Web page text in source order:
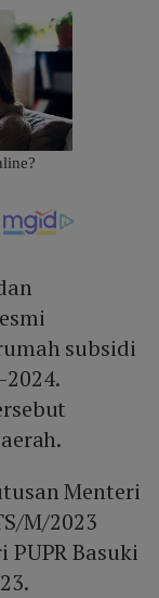
subsidi
Menteri
M/2023
Basuki